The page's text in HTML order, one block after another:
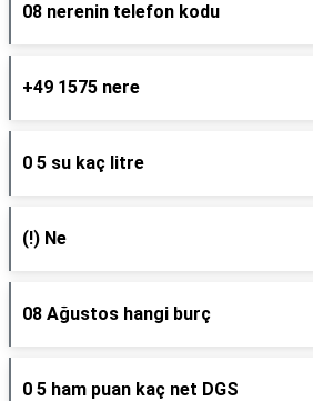
08 nerenin telefon kodu
+49 1575 nere
0 5 su kaç litre
(!) Ne
08 Ağustos hangi burç
0 5 ham puan kaç net DGS